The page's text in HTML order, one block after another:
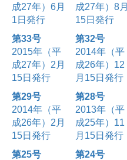
成27年）6月
1日発行
成27年）8月
15日発行
第33号
2015年（平
成27年）2月
15日発行
第32号
2014年（平
成26年）12
月15日発行
第29号
2014年（平
成26年）2月
15日発行
第28号
2013年（平
成25年）11
月15日発行
第25号
第24号